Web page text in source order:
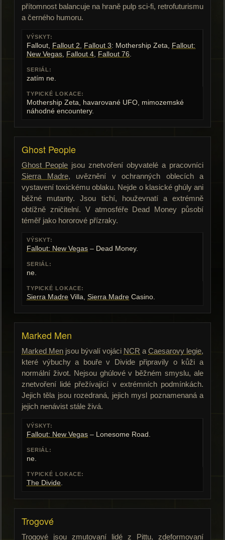
přítomnost balancuje na hraně pulp sci-fi, retrofuturismu
a černého humoru.
VÝSKYT:
Fallout, Fallout 2, Fallout 3: Mothership Zeta, Fallout:
New Vegas, Fallout 4, Fallout 76.
SERIÁL:
zatím ne.
TYPICKÉ LOKACE:
Mothership Zeta, havarované UFO, mimozemské
náhodné encountery.
Ghost People
Ghost People jsou znetvoření obyvatelé a pracovníci
Sierra Madre, uvěznění v ochranných oblecích a
vystavení toxickému oblaku. Nejde o klasické ghúly ani
běžné mutanty. Jsou tichí, houževnatí a extrémně
obtížně zničitelní. V atmosféře Dead Money působí
téměř jako hororové přízraky.
VÝSKYT:
Fallout: New Vegas – Dead Money.
SERIÁL:
ne.
TYPICKÉ LOKACE:
Sierra Madre Villa, Sierra Madre Casino.
Marked Men
Marked Men jsou bývalí vojáci NCR a Caesarovy legie,
které výbuchy a bouře v Divide připravily o kůži a
normální život. Nejsou ghúlové v běžném smyslu, ale
znetvoření lidé přežívající v extrémních podmínkách.
Jejich těla jsou rozedraná, jejich mysl poznamenaná a
jejich nenávist stále živá.
VÝSKYT:
Fallout: New Vegas – Lonesome Road.
SERIÁL:
ne.
TYPICKÉ LOKACE:
The Divide.
Trogové
Trogové jsou zmutovaní lidé z Pittu, zdeformovaní